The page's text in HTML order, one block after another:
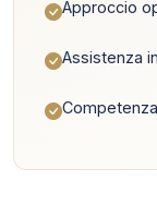
Approccio
Assistenza